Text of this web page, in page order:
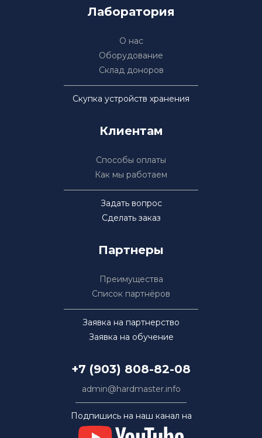
Лаборатория
О нас
Оборудование
Склад доноров
Скупка устройств хранения
Клиентам
Способы оплаты
Как мы работаем
Задать вопрос
Сделать заказ
Партнеры
Преимущества
Список партнёров
Заявка на партнерство
Заявка на обучение
+7 (903) 808-82-08
admin@hardmaster.info
Подпишись на наш канал на